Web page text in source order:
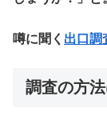
噂に聞く 出口調
調査の方